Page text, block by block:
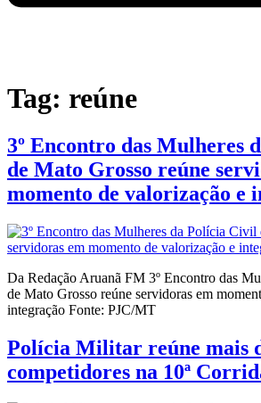
Tag: reúne
3º Encontro das Mulheres
de Mato Grosso reúne
momento de valorização e
Da Redação Aruanã FM 3º Encontro das
de Mato Grosso reúne servidoras em
integração Fonte: PJC/MT
Polícia Militar reúne mais
competidores na 10ª